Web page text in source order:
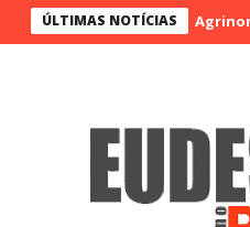
ÚLTIMAS NOTÍCIAS
Agrinort em